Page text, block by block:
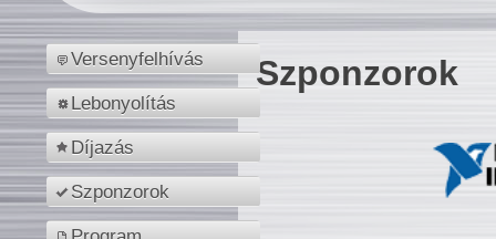
Versenyfelhívás
Lebonyolítás
Díjazás
Szponzorok
Szponzorok